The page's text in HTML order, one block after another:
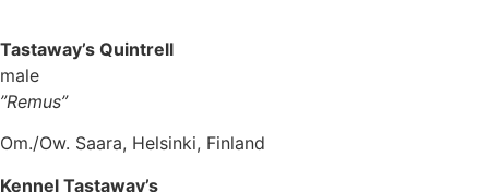
Tastaway’s Quintrell
male
”Remus”
Om./Ow. Saara, Helsinki, Finland
Kennel Tastaway’s